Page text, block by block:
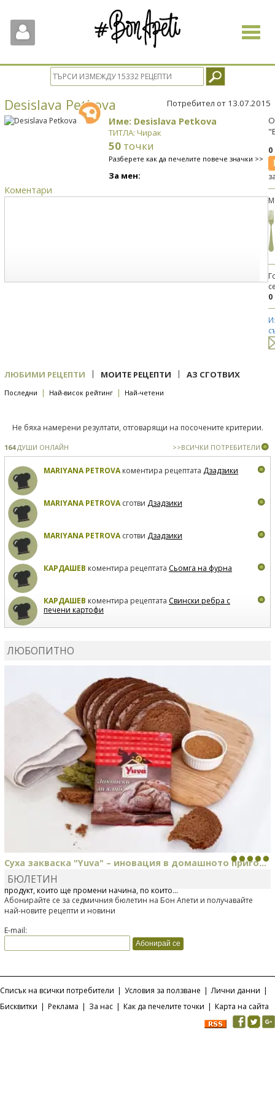
Toggle
Desislava Petkova Потребител от 13.07.2015
Име: Desislava Petkova
ТИТЛА: Чирак
50 точки
Разберете как да печелите повече значки >>
За мен:
Коментари
0
ЛЮБИМИ РЕЦЕПТИ | МОИТЕ РЕЦЕПТИ | АЗ СГОТВИХ
Последни | Най-висок рейтинг | Най-четени
Не бяха намерени резултати, отговарящи на посочените критерии.
164ДУШИ ОНЛАЙН >>ВСИЧКИ ПОТРЕБИТЕЛИ
MARIYANA PETROVAкоментира рецептата Дзадзики
MARIYANA PETROVAсготви Дзадзики
MARIYANA PETROVAсготви Дзадзики
КАРДАШЕВ коментира рецептата Сьомга на фурна
КАРДАШЕВ коментира рецептата Свински ребра с
печени картофи
ЛЮБОПИТНО
Суха закваска "Yuva" – иновация в домашното приго...
Отскоро Лесафр България стартира предлагането на изцяло нов
продукт, който ще промени начина, по който...
БЮЛЕТИН
Абонирайте се за седмичния бюлетин на Бон Апети и получавайте
най-новите рецепти и новини
E-mail:
Списък на всички потребители | Условия за ползване | Лични данни |
Бисквитки | Реклама | За нас | Как да печелите точки | Карта на сайта